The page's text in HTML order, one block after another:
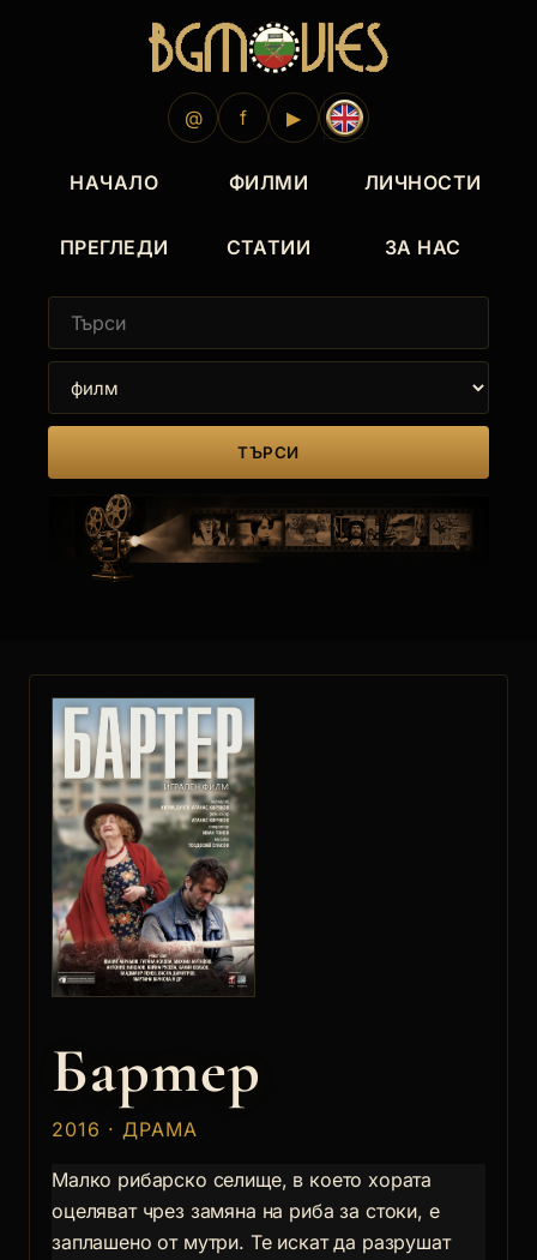
@ f ▶
НАЧАЛО ФИЛМИ ЛИЧНОСТИ
ПРЕГЛЕДИ СТАТИИ ЗА НАС
ТЪРСИ
Бартер
2016 · ДРАМА
Малко рибарско селище, в което хората
оцеляват чрез замяна на риба за стоки, е
заплашено от мутри. Те искат да разрушат